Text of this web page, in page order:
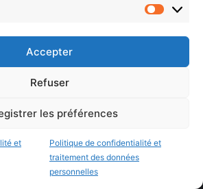
Accepter
Refuser
les préférences
et
Politique de confidentialité et
traitement des données
personnelles